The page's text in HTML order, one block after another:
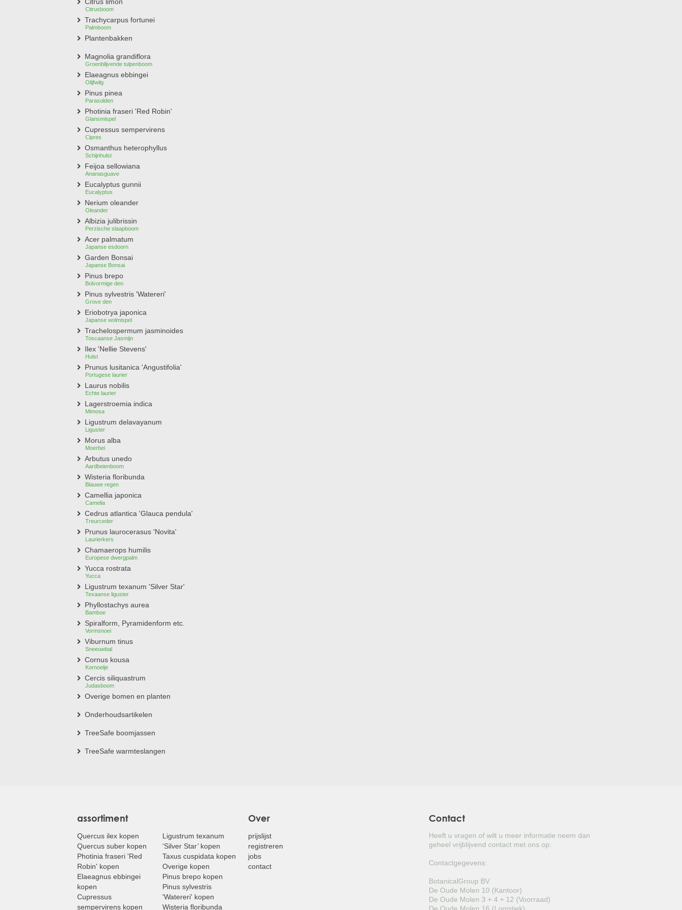
Citrusboom
Trachycarpus fortunei
Palmboom
Plantenbakken
Magnolia grandiflora
Groenblijvende tulpenboom
Elaeagnus ebbingei
Olijfwilg
Pinus pinea
Parasolden
Photinia fraseri 'Red Robin'
Glansmispel
Cupressus sempervirens
Cipres
Osmanthus heterophyllus
Schijnhulst
Feijoa sellowiana
Ananasguave
Eucalyptus gunnii
Eucalyptus
Nerium oleander
Oleander
Albizia julibrissin
Perzische slaapboom
Acer palmatum
Japanse esdoorn
Garden Bonsai
Japanse Bonsai
Pinus brepo
Bolvormige den
Pinus sylvestris 'Watereri'
Grove den
Eriobotrya japonica
Japanse wolmispel
Trachelospermum jasminoides
Toscaanse Jasmijn
Ilex 'Nellie Stevens'
Hulst
Prunus lusitanica 'Angustifolia'
Portugese laurier
Laurus nobilis
Echte laurier
Lagerstroemia indica
Mimosa
Ligustrum delavayanum
Liguster
Morus alba
Moerbei
Arbutus unedo
Aardbeienboom
Wisteria floribunda
Blauwe regen
Camellia japonica
Camelia
Cedrus atlantica 'Glauca pendula'
Treurceder
Prunus laurocerasus 'Novita'
Laurierkers
Chamaerops humilis
Europese dwergpalm
Yucca rostrata
Yucca
Ligustrum texanum 'Silver Star'
Texaanse liguster
Phyllostachys aurea
Bamboe
Spiralform, Pyramidenform etc.
Vormsnoei
Viburnum tinus
Sneeuwbal
Cornus kousa
Kornoelje
Cercis siliquastrum
Judasboom
Overige bomen en planten
Onderhoudsartikelen
TreeSafe boomjassen
TreeSafe warmteslangen
assortiment
Quercus ilex kopen
Quercus suber kopen
Photinia fraseri 'Red
Robin' kopen
Elaeagnus ebbingei
kopen
Cupressus
sempervirens kopen
Ligustrum texanum
‘Silver Star’ kopen
Taxus cuspidata kopen
Overige kopen
Pinus brepo kopen
Pinus sylvestris
'Watereri' kopen
Wisteria floribunda
Over
prijslijst
registreren
jobs
contact
Contact
Heeft u vragen of wilt u meer informatie neem dan
geheel vrijblijvend contact met ons op:
Contactgegevens:
BotanicalGroup BV
De Oude Molen 10 (Kantoor)
De Oude Molen 3 + 4 + 12 (Voorraad)